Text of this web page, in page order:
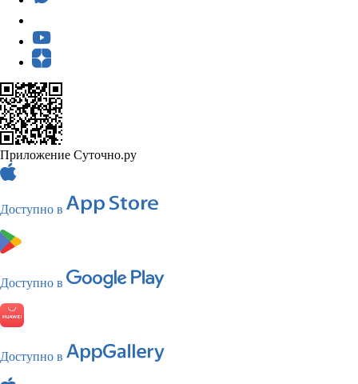
Приложение Суточно.ру
Доступно в
Доступно в
Доступно в